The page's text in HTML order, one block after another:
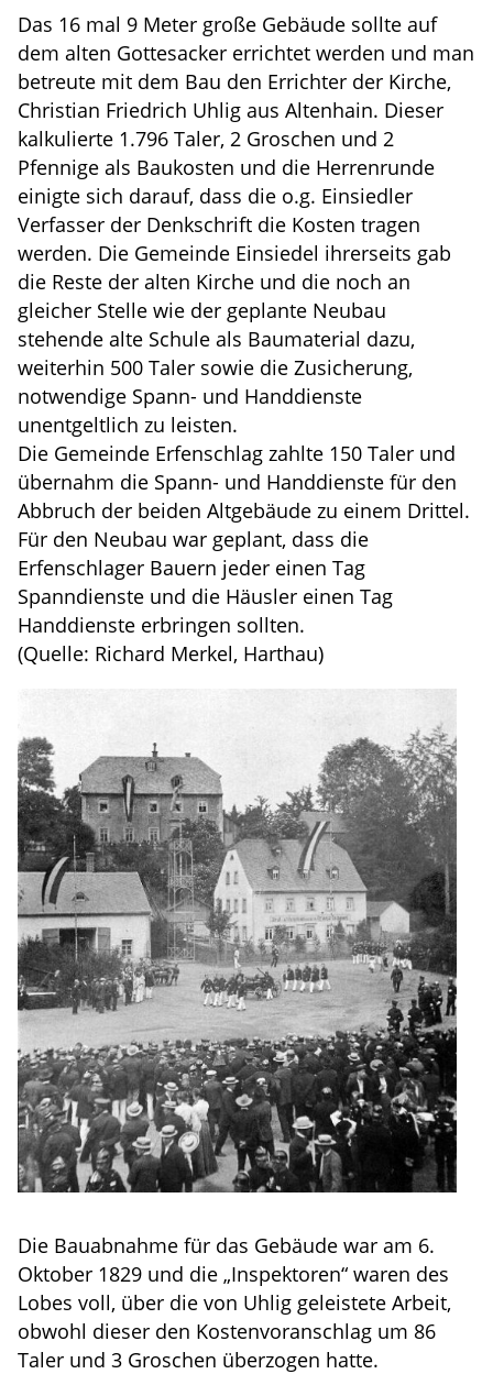
Das 16 mal 9 Meter große Gebäude sollte auf
dem alten Gottesacker errichtet werden und man
betreute mit dem Bau den Errichter der Kirche,
Christian Friedrich Uhlig aus Altenhain. Dieser
kalkulierte 1.796 Taler, 2 Groschen und 2
Pfennige als Baukosten und die Herrenrunde
einigte sich darauf, dass die o.g. Einsiedler
Verfasser der Denkschrift die Kosten tragen
werden. Die Gemeinde Einsiedel ihrerseits gab
die Reste der alten Kirche und die noch an
gleicher Stelle wie der geplante Neubau
stehende alte Schule als Baumaterial dazu,
weiterhin 500 Taler sowie die Zusicherung,
notwendige Spann- und Handdienste
unentgeltlich zu leisten.
Die Gemeinde Erfenschlag zahlte 150 Taler und
übernahm die Spann- und Handdienste für den
Abbruch der beiden Altgebäude zu einem Drittel.
Für den Neubau war geplant, dass die
Erfenschlager Bauern jeder einen Tag
Spanndienste und die Häusler einen Tag
Handdienste erbringen sollten.
(Quelle: Richard Merkel, Harthau)
Die Bauabnahme für das Gebäude war am 6.
Oktober 1829 und die „Inspektoren“ waren des
Lobes voll, über die von Uhlig geleistete Arbeit,
obwohl dieser den Kostenvoranschlag um 86
Taler und 3 Groschen überzogen hatte.